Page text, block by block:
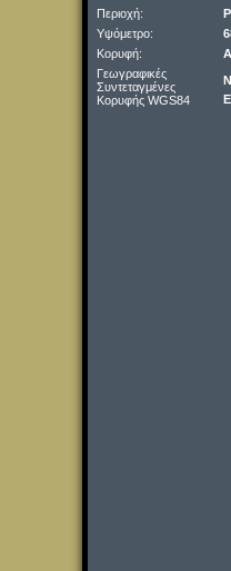
Περιοχή:
Υψόμετρο:
Κορυφή:
Γεωγραφικές
Συντεταγμένες
Κορυφής WGS84